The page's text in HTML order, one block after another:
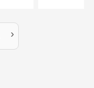
›